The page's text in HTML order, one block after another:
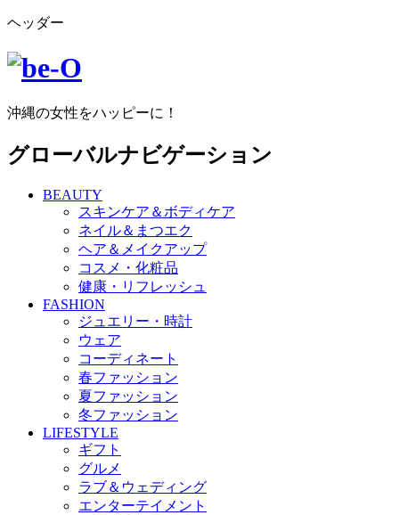
ヘッダー
沖縄の女性をハッピーに！
グローバルナビゲーション
BEAUTY
スキンケア＆ボディケア
ネイル＆まつエク
ヘア＆メイクアップ
コスメ・化粧品
健康・リフレッシュ
FASHION
ジュエリー・時計
ウェア
コーディネート
春ファッション
夏ファッション
冬ファッション
LIFESTYLE
ギフト
グルメ
ラブ＆ウェディング
エンターテイメント